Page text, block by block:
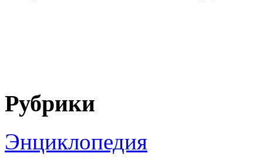
Рубрики
Энциклопедия